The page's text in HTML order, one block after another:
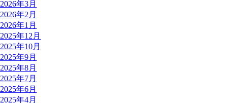
2026年3月
2026年2月
2026年1月
2025年12月
2025年10月
2025年9月
2025年8月
2025年7月
2025年6月
2025年4月